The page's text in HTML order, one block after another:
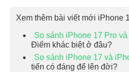
Xem thêm bài viết mới iPhone
So sánh iPhone 17 Pro
Điểm khác biệt ở đâu?
So sánh iPhone 17 và
tiến có đáng để lên đời?